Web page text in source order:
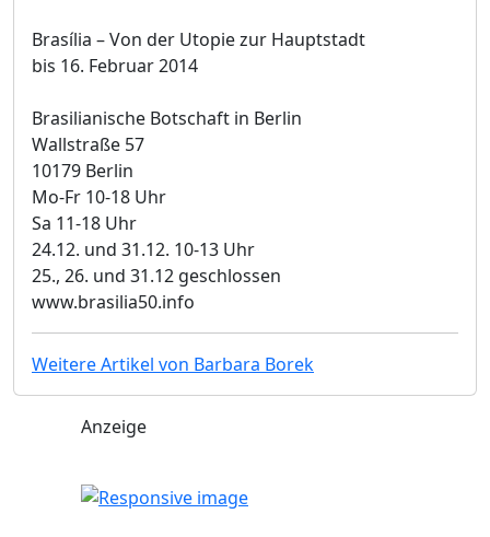
Brasília – Von der Utopie zur Hauptstadt
bis 16. Februar 2014
Brasilianische Botschaft in Berlin
Wallstraße 57
10179 Berlin
Mo-Fr 10-18 Uhr
Sa 11-18 Uhr
24.12. und 31.12. 10-13 Uhr
25., 26. und 31.12 geschlossen
www.brasilia50.info
Weitere Artikel von Barbara Borek
Anzeige